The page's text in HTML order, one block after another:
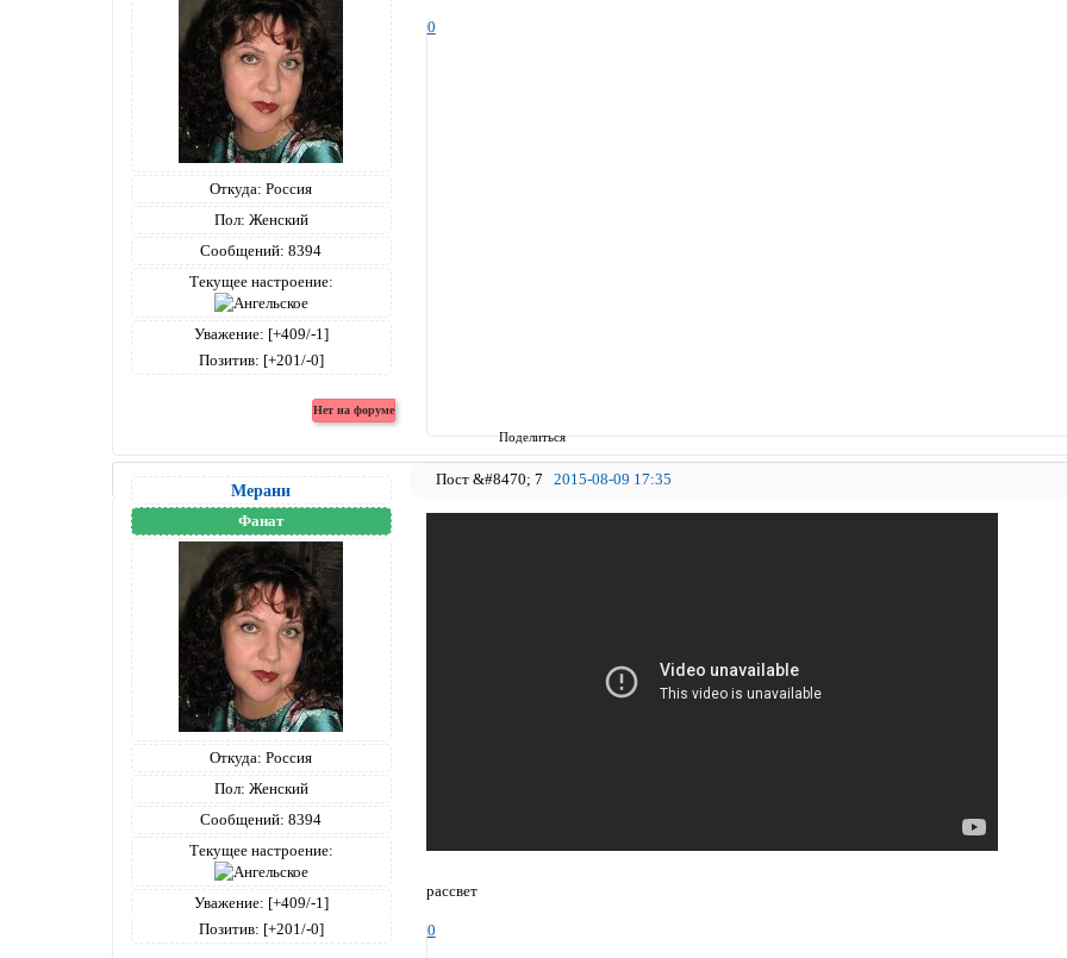
Поделиться
Откуда: Россия
Пол: Женский
Сообщений: 8394
Текущее настроение:
Уважение: [+409/-1]
Позитив: [+201/-0]
0
7 2015-08-09 17:35
Мерани
Фанат
Откуда: Россия
Пол: Женский
Сообщений: 8394
Текущее настроение:
Уважение: [+409/-1]
Позитив: [+201/-0]
рассвет
0